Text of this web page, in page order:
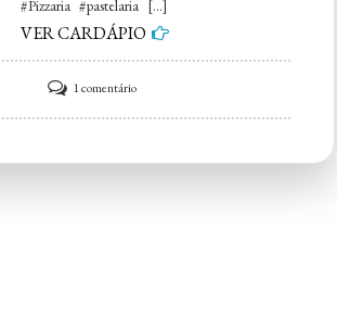
#Pizzaria #pastelaria […]
VER CARDÁPIO
1 comentárioem
Pizzaria